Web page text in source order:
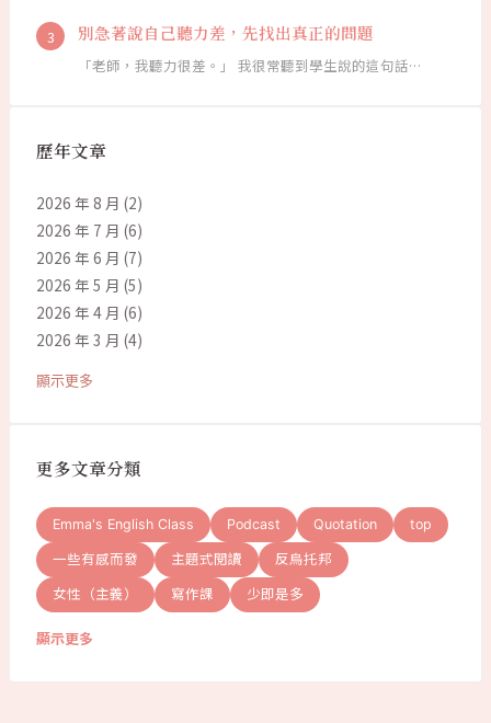
別急著說自己聽力差，先找出真正的問題
「老師，我聽力很差。」 我很常聽到學生說的這句話…
歷年文章
2026 年 8 月 (2)
2026 年 7 月 (6)
2026 年 6 月 (7)
2026 年 5 月 (5)
2026 年 4 月 (6)
2026 年 3 月 (4)
顯示更多
更多文章分類
Emma's English Class Podcast Quotation top
一些有感而發 主題式閱讀 反烏托邦
女性（主義） 寫作課 少即是多
顯示更多